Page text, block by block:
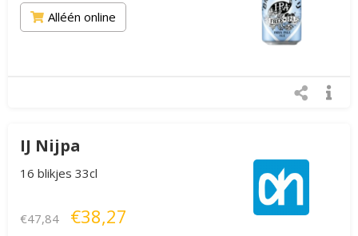
Alléén online
IJ Nijpa
16 blikjes 33cl
€47,84 €38,27